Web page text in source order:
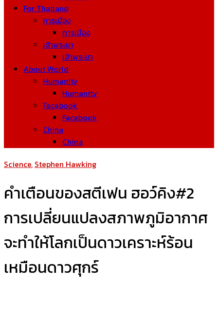
For Thailand
การเมือง
การเมือง
เจ้าพระยา
เจ้าพระยา
About World
Humanity
Humanity
Facebook
Facebook
China
China
Science, Stephen Hawking
คำเตือนของสตีเฟน ฮอว์คิง#2
การเปลี่ยนแปลงสภาพภูมิอากาศ
จะทำให้โลกเป็นดาวเคราะห์ร้อน
เหมือนดาวศุกร์